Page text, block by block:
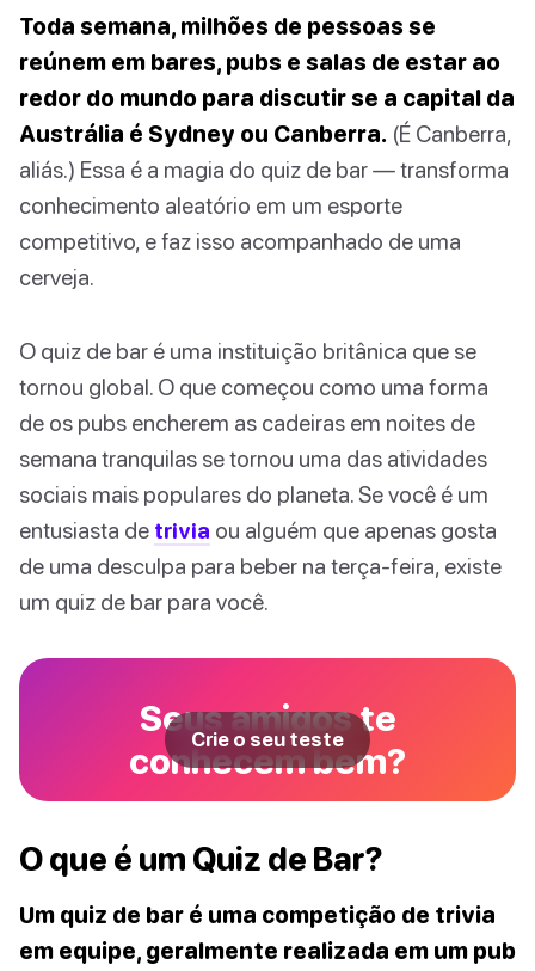
Toda semana, milhões de pessoas se
reúnem em bares, pubs e salas de estar ao
redor do mundo para discutir se a capital da
Austrália é Sydney ou Canberra. (É Canberra,
aliás.) Essa é a magia do quiz de bar — transforma
conhecimento aleatório em um esporte
competitivo, e faz isso acompanhado de uma
cerveja.
O quiz de bar é uma instituição britânica que se
tornou global. O que começou como uma forma
de os pubs encherem as cadeiras em noites de
semana tranquilas se tornou uma das atividades
sociais mais populares do planeta. Se você é um
entusiasta de trivia ou alguém que apenas gosta
de uma desculpa para beber na terça-feira, existe
um quiz de bar para você.
Seus amigos te
conhecem bem?
Crie o seu teste
O que é um Quiz de Bar?
Um quiz de bar é uma competição de trivia
em equipe, geralmente realizada em um pub